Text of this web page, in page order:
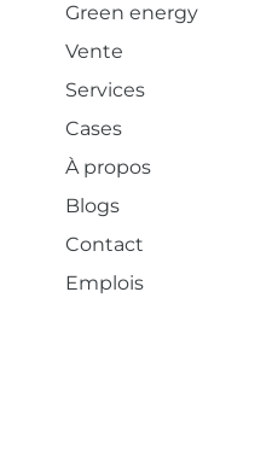
Green energy
Vente
Services
Cases
À propos
Blogs
Contact
Emplois